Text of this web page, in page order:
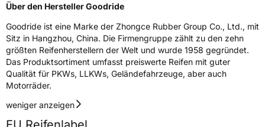
NasshaftungC
Rollgeräusch (Klasse)B
Rollgeräusch (dB)71
Über den Hersteller Goodride
Goodride ist eine Marke der Zhongce Rubber Group Co., Ltd., mit
Sitz in Hangzhou, China. Die Firmengruppe zählt zu den zehn
größten Reifenherstellern der Welt und wurde 1958 gegründet.
Das Produktsortiment umfasst preiswerte Reifen mit guter
Qualität für PKWs, LLKWs, Geländefahrzeuge, aber auch
Motorräder.
weniger anzeigen